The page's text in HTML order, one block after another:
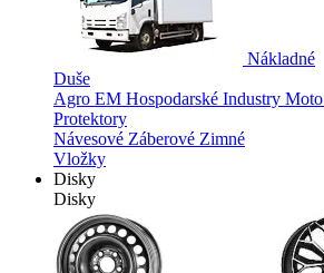
Nákladné
Duše
Agro EM Hospodarské Industry Moto
Protektory
Návesové Záberové Zimné
Vložky
Disky
Disky